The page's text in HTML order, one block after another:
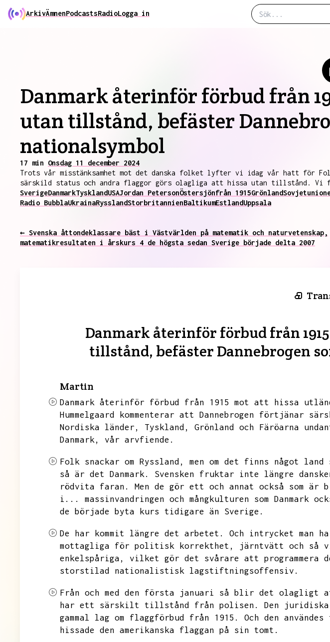
ArkivÄmnenPodcastsRadioLogga in
Danmark återinför förbud från
utan tillstånd, befäster
nationalsymbol
17 min Onsdag 11 december 2024
Trots vår misstänksamhet mot det danska folket lyfter vi idag vår hatt för
särskild status och andra flaggor görs olagliga att hissa utan tillstånd. Vi
SverigeDanmarkTysklandUSAJordan PetersonÖstersjönfrån 1915Grönland
Radio BubblaUkrainaRysslandStorbritannienBaltikumEstlandUppsala
← Svenska åttondeklassare bäst i Västvärlden på matematik och naturvetenskap,
matematikresultaten i årskurs 4 de högsta sedan Sverige började delta 2007
Danmark återinför förbud från
tillstånd, befäster Dannebrogen
Martin
Danmark återinför förbud från 1915 mot att hissa
Hummelgaard kommenterar att Dannebrogen förtjänar
Nordiska länder,
Tyskland, Grönland och Färöarna
Danmark,
vår arvfiende.
Folk snackar om Ryssland,
men om det finns något
så är det Danmark.
Svensken fruktar inte längre
rödvita faran.
Men de gör ett och annat också som är
i...
massinvandringen och mångkulturen som Danmark
de började byta kurs tidigare än Sverige.
De har kommit längre det arbetet.
Och intrycket man
mottagliga för politisk korrekthet,
järntvätt och så
enkelspåriga,
vilket gör det svårare att programmera
storstilad nationalistisk lagstiftningsoffensiv.
Från och med den första januari så blir det olagligt att
har ett särskilt tillstånd från polisen.
Den
gammal lag om flaggförbud från 1915.
Och den
hissade den amerikanska flaggan på sin tomt.